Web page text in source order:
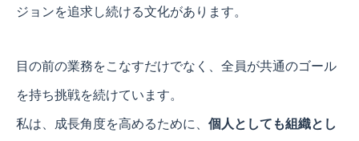
ジョンを追求し続ける文化があります。
目の前の業務をこなすだけでなく、全員が共通のゴール
を持ち挑戦を続けています。
私は、成長角度を高めるために、 個人としても組織とし